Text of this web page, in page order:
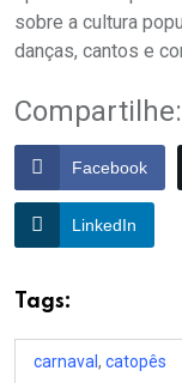
sobre a cultura
danças, cantos e
Compartilhe:
Facebook
LinkedIn
Tags:
carnaval , catopês